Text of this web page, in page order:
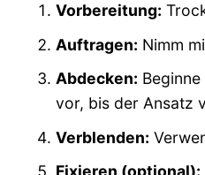
Vorbereitung:
Auftragen: Nimm
Abdecken:
vor, bis der Ansatz
Verblenden: